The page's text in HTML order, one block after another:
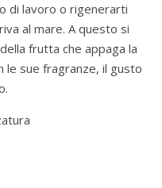
di lavoro o rigenerarti
al mare. A questo si
frutta che appaga la
le sue fragranze, il gusto